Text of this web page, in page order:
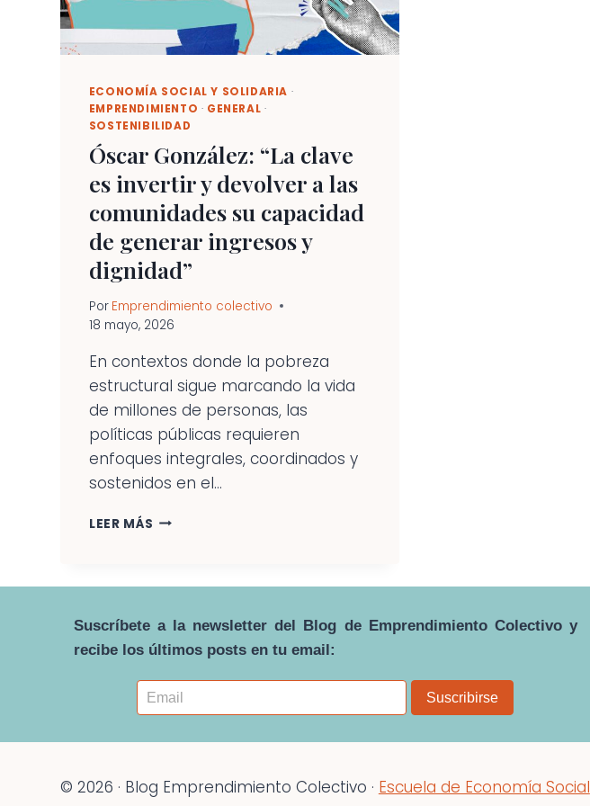
ECONOMÍA SOCIAL Y SOLIDARIA ·
EMPRENDIMIENTO · GENERAL ·
SOSTENIBILIDAD
Óscar González: “La clave
es invertir y devolver a las
comunidades su capacidad
de generar ingresos y
dignidad”
Por Emprendimiento colectivo
18 mayo, 2026
En contextos donde la pobreza
estructural sigue marcando la vida
de millones de personas, las
políticas públicas requieren
enfoques integrales, coordinados y
sostenidos en el...
LEER MÁS ÓSCAR
Y
DEVOLVER
LAS
COMUNIDADES
CAPACIDAD
GENERAR
Suscríbete a la newsletter del Blog de Emprendimiento Colectivo y
recibe los últimos posts en tu email:
© 2026 · Blog Emprendimiento Colectivo · Escuela de Economía Social